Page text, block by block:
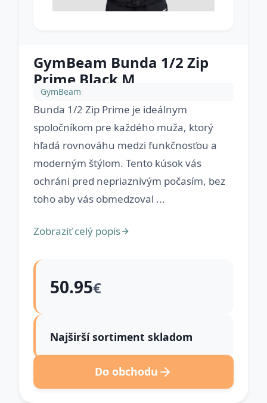
GymBeam Bunda 1/2 Zip
Prime Black M
GymBeam
Bunda 1/2 Zip Prime je ideálnym
spoločníkom pre každého muža, ktorý
hľadá rovnováhu medzi funkčnosťou a
moderným štýlom. Tento kúsok vás
ochráni pred nepriaznivým počasím, bez
toho aby vás obmedzoval ...
Zobraziť celý popis
50.95€
Najširší sortiment skladom
Do obchodu